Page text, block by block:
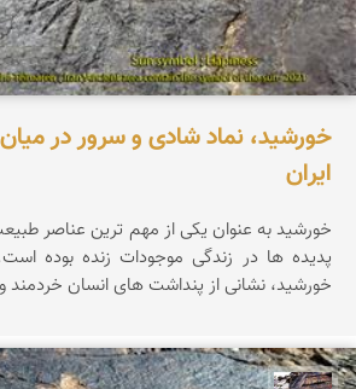
خورشید، نماد شادی و سرور در
ایران
خورشید به عنوان یکی از مهم ترین عناصر
پدیده ها در زندگی موجودات زنده بوده
خورشید، نشانی از پنداشت های انسان خردمند